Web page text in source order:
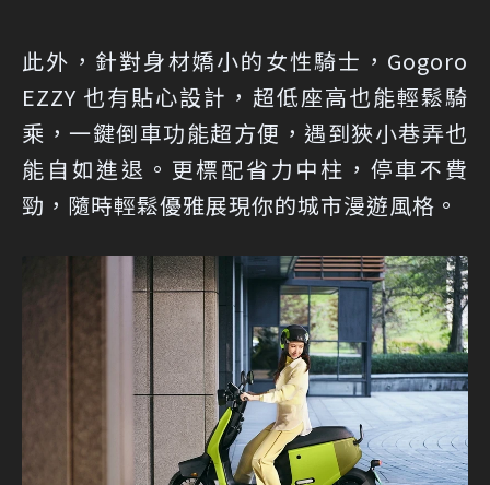
此外，針對身材嬌小的女性騎士，Gogoro
EZZY 也有貼心設計，超低座高也能輕鬆騎
乘，一鍵倒車功能超方便，遇到狹小巷弄也
能自如進退。更標配省力中柱，停車不費
勁，隨時輕鬆優雅展現你的城市漫遊風格。